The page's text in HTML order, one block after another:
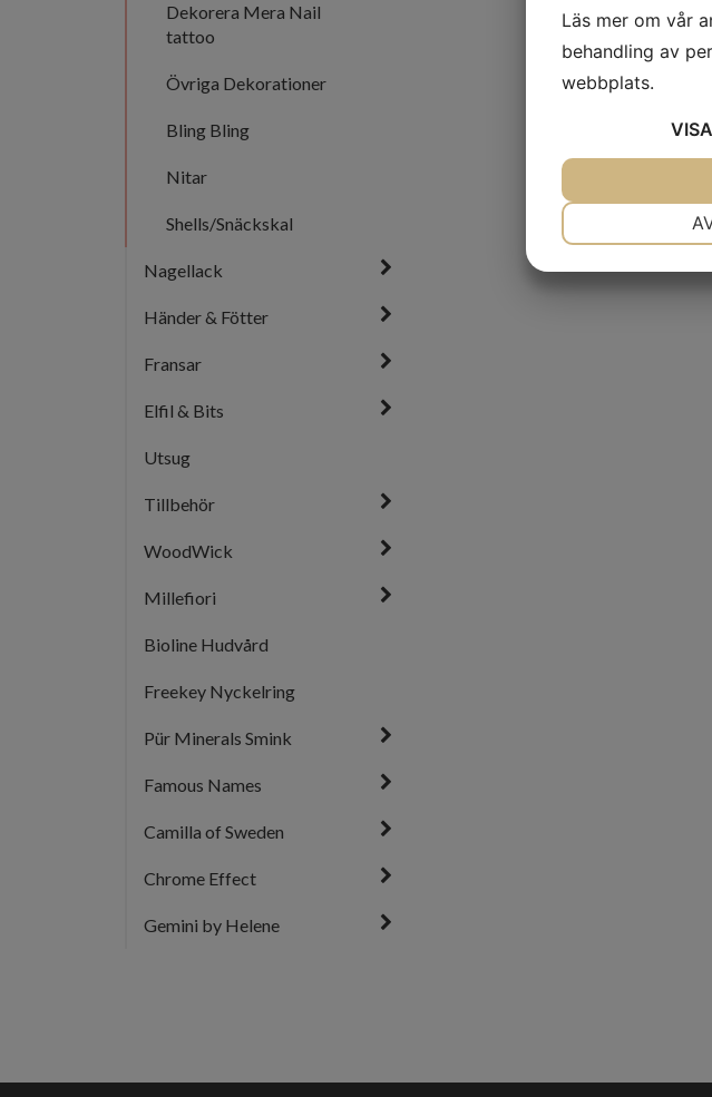
Dekorera Mera Nail
tattoo
Övriga Dekorationer
Bling Bling
Nitar
Shells/Snäckskal
Nagellack
Händer & Fötter
Fransar
Elfil & Bits
Utsug
Tillbehör
WoodWick
Millefiori
Bioline Hudvård
Freekey Nyckelring
Pür Minerals Smink
Famous Names
Camilla of Sweden
Chrome Effect
Gemini by Helene
Läs mer om vår
behandling av
webbplats.
VISA